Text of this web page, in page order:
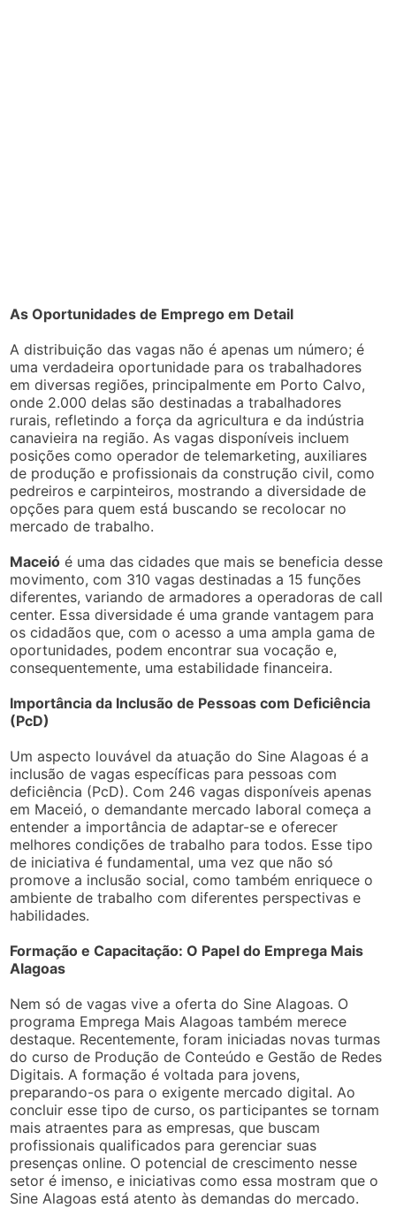
As Oportunidades de Emprego em Detail
A distribuição das vagas não é apenas um número; é
uma verdadeira oportunidade para os trabalhadores
em diversas regiões, principalmente em Porto Calvo,
onde 2.000 delas são destinadas a trabalhadores
rurais, refletindo a força da agricultura e da indústria
canavieira na região. As vagas disponíveis incluem
posições como operador de telemarketing, auxiliares
de produção e profissionais da construção civil, como
pedreiros e carpinteiros, mostrando a diversidade de
opções para quem está buscando se recolocar no
mercado de trabalho.
Maceió é uma das cidades que mais se beneficia desse
movimento, com 310 vagas destinadas a 15 funções
diferentes, variando de armadores a operadoras de call
center. Essa diversidade é uma grande vantagem para
os cidadãos que, com o acesso a uma ampla gama de
oportunidades, podem encontrar sua vocação e,
consequentemente, uma estabilidade financeira.
Importância da Inclusão de Pessoas com Deficiência
(PcD)
Um aspecto louvável da atuação do Sine Alagoas é a
inclusão de vagas específicas para pessoas com
deficiência (PcD). Com 246 vagas disponíveis apenas
em Maceió, o demandante mercado laboral começa a
entender a importância de adaptar-se e oferecer
melhores condições de trabalho para todos. Esse tipo
de iniciativa é fundamental, uma vez que não só
promove a inclusão social, como também enriquece o
ambiente de trabalho com diferentes perspectivas e
habilidades.
Formação e Capacitação: O Papel do Emprega Mais
Alagoas
Nem só de vagas vive a oferta do Sine Alagoas. O
programa Emprega Mais Alagoas também merece
destaque. Recentemente, foram iniciadas novas turmas
do curso de Produção de Conteúdo e Gestão de Redes
Digitais. A formação é voltada para jovens,
preparando-os para o exigente mercado digital. Ao
concluir esse tipo de curso, os participantes se tornam
mais atraentes para as empresas, que buscam
profissionais qualificados para gerenciar suas
presenças online. O potencial de crescimento nesse
setor é imenso, e iniciativas como essa mostram que o
Sine Alagoas está atento às demandas do mercado.